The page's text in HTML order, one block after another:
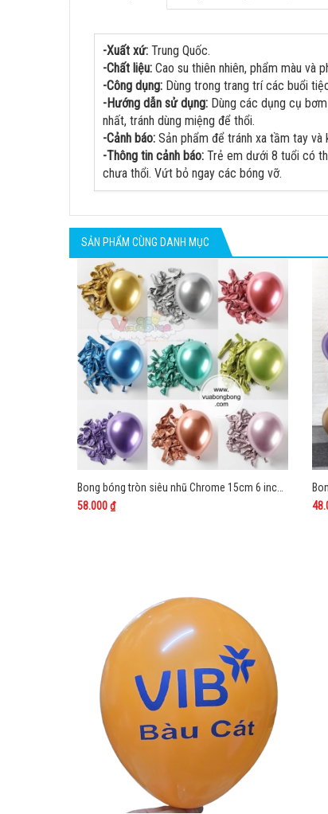
-Xuất xứ: Trung Quốc.
-Chất liệu: Cao su thiên nhiên, phẩm màu và
-Công dụng: Dùng trong trang trí các buổi
-Hướng dẫn sử dụng: Dùng các dụng cụ
nhất, tránh dùng miệng để thổi.
-Cảnh báo: Sản phẩm để tránh xa tầm tay
-Thông tin cảnh báo: Trẻ em dưới 8 tuổi có
chưa thổi. Vứt bỏ ngay các bóng vỡ.
SẢN PHẨM CÙNG DANH MỤC
58.000 ₫